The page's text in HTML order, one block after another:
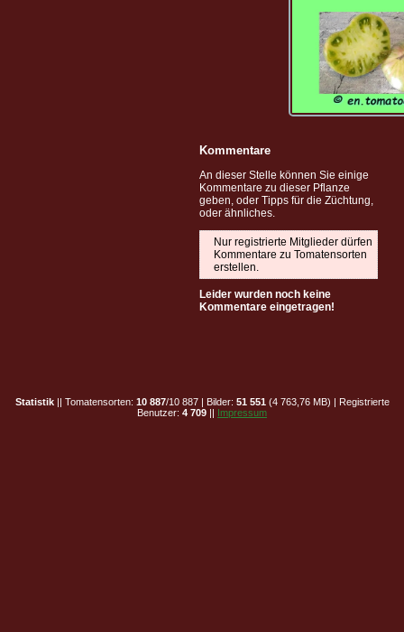
Kommentare
An dieser Stelle können Sie einige
Kommentare zu dieser Pflanze
geben, oder Tipps für die Züchtung,
oder ähnliches.
Nur registrierte Mitglieder dürfen
Kommentare zu Tomatensorten
erstellen.
Leider wurden noch keine
Kommentare eingetragen!
Statistik|| Tomatensorten: 10 887/10 887 | Bilder: 51 551 (4 763,76 MB) | Registrierte
Benutzer: 4 709 || Impressum